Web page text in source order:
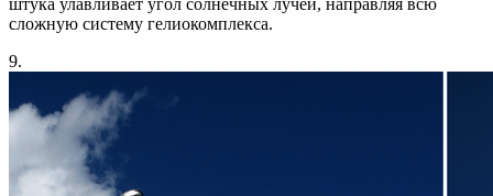
сложную систему гелиокомплекса.
9.